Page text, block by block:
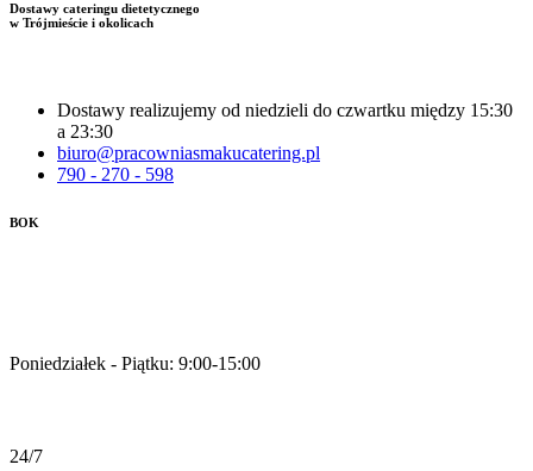
Dostawy cateringu dietetycznego
w Trójmieście i okolicach
Dostawy realizujemy od niedzieli do czwartku między 15:30
a 23:30
biuro@pracowniasmakucatering.pl
790 - 270 - 598
BOK
Poniedziałek - Piątku: 9:00-15:00
24/7